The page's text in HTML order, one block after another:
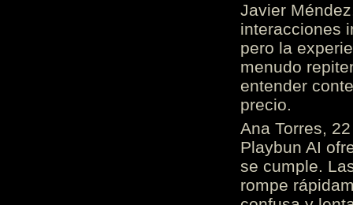
Javier
interacciones
pero la
menudo
entender
precio.
Ana Torres,
Playbun AI
se cumple.
rompe